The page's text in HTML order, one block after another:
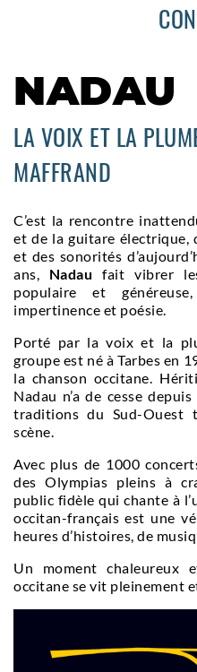
NADAU
LA VOIX ET LA
MAFFRAND
C’est la rencontre
et de la guitare
et des sonorités
ans, Nadau fait vibrer
populaire et
impertinence et poésie.
Porté par la voix et la
groupe est né à Tarbes en
la chanson occitane.
Nadau n’a de cesse
traditions du Sud-Ouest
scène.
Avec plus de 1000
des Olympias pleins à
public fidèle qui chante à
occitan-français est une
heures d’histoires, de
Un moment chaleureux
occitane se vit pleinement